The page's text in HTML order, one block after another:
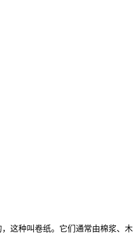
这种叫卷纸。它们通常由棉浆、木